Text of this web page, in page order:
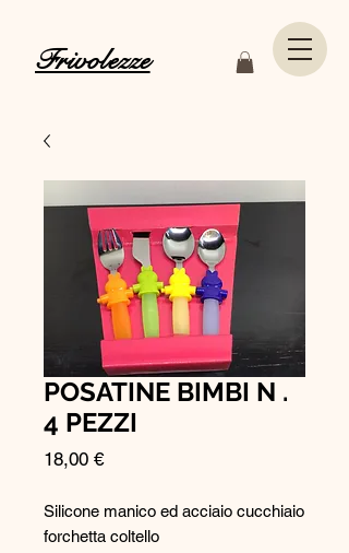
Frivolezze
POSATINE BIMBI N .
4 PEZZI
18,00 €Prezzo
Silicone manico ed acciaio cucchiaio
forchetta coltello